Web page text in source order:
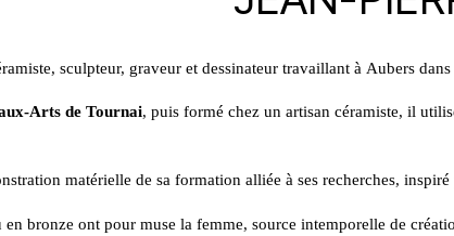
sculpteur, graveur et dessinateur travaillant à Aubers
Arts de Tournai, puis formé chez un artisan céramiste, il
matérielle de sa formation alliée à ses recherches,
en bronze ont pour muse la femme, source intemporelle de